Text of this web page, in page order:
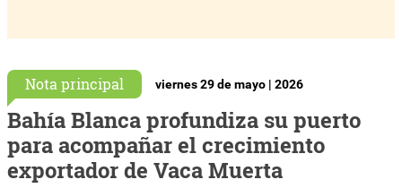
Nota principal viernes 29 de mayo | 2026
Bahía Blanca profundiza su puerto
para acompañar el crecimiento
exportador de Vaca Muerta